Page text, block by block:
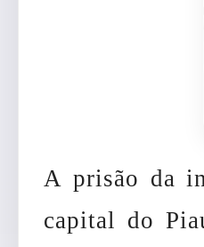
A prisão da
capital do